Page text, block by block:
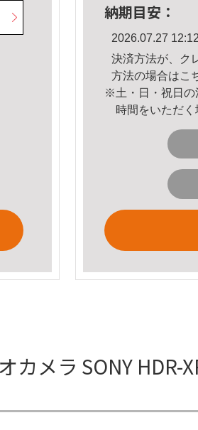
納期目安：
2026.07.27
決済方法が、ク
方法の場合はこ
※土・日・祝日の
時間をいただく
カメラ SONY